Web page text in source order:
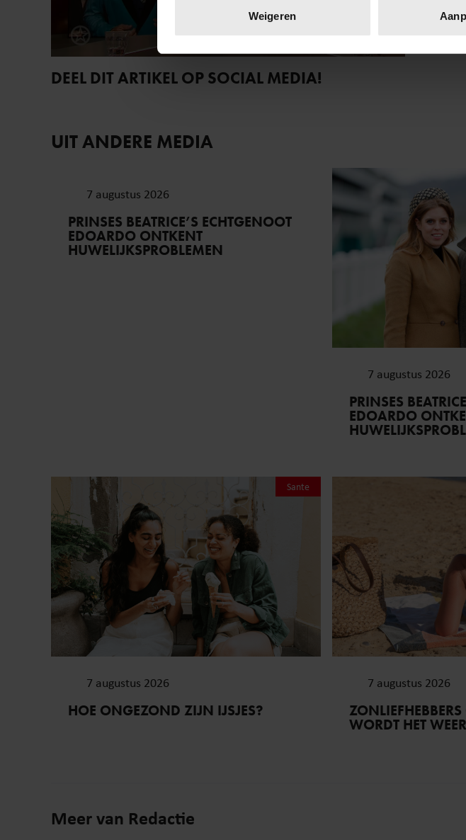
toestemming op elk moment wijzigen of intrekken in de
We gebruiken cookies om content en advertenties te
websiteverkeer te analyseren. Ook delen we informatie
media, adverteren en analyse. Deze partners kunnen
verstrekt of die ze hebben verzameld op basis van uw
Weigeren
DEEL DIT ARTIKEL OP SOCIAL MEDIA!
UIT ANDERE MEDIA
7 augustus 2026
PRINSES BEATRICE’S ECHTGENOOT
EDOARDO ONTKENT
HUWELIJKSPROBLEMEN
7 augustus 2026
PRINSES
EDOARDO
Sante
7 augustus 2026
HOE ONGEZOND ZIJN IJSJES?
7 augustus 2026
WORDT HET
Meer van Redactie